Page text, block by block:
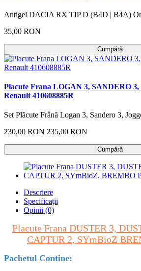
Antigel DACIA RX TIP D (B4D | B4A)
35,00 RON
Cumpără
Placute Frana LOGAN 3, SANDERO
Renault 410608885R
Set Plăcute Frână Logan 3, Sandero 3,
230,00 RON 235,00 RON
Cumpără
Descriere
Specificaţii
Opinii (0)
Placute Frana DUSTER 3,
CAPTUR 2, SYmBioZ
Pachetul Contine: